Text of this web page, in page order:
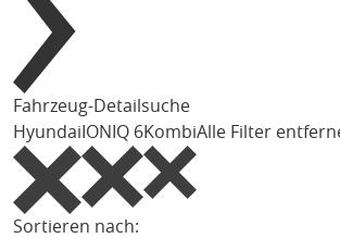
Fahrzeug-Detailsuche
HyundaiIONIQ 6KombiAlle Filter
Sortieren nach: